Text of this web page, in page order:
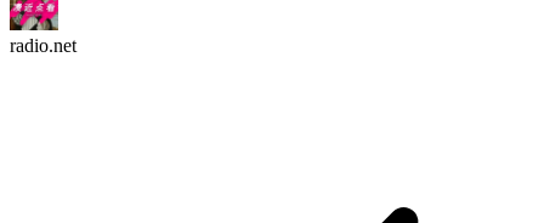
radio.net